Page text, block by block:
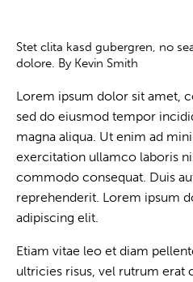
Stet clita kasd gubergren, no
dolore. By Kevin Smith
Lorem ipsum dolor sit amet,
sed do eiusmod tempor
magna aliqua. Ut enim ad
exercitation ullamco laboris
commodo consequat. Duis
reprehenderit. Lorem ipsum
adipiscing elit.
Etiam vitae leo et diam
ultricies risus, vel rutrum erat